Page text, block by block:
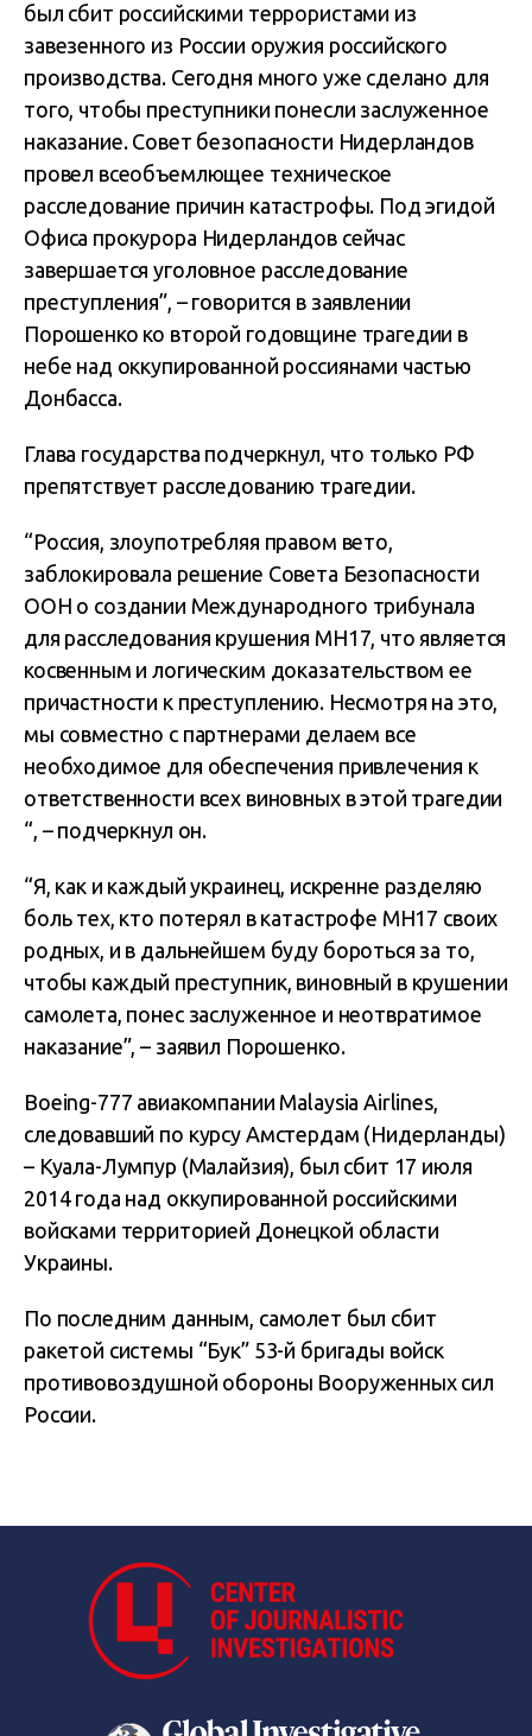
был сбит российскими террористами из
завезенного из России оружия российского
производства. Сегодня много уже сделано для
того, чтобы преступники понесли заслуженное
наказание. Совет безопасности Нидерландов
провел всеобъемлющее техническое
расследование причин катастрофы. Под эгидой
Офиса прокурора Нидерландов сейчас
завершается уголовное расследование
преступления”, – говорится в заявлении
Порошенко ко второй годовщине трагедии в
небе над оккупированной россиянами частью
Донбасса.
Глава государства подчеркнул, что только РФ
препятствует расследованию трагедии.
“Россия, злоупотребляя правом вето,
заблокировала решение Совета Безопасности
ООН о создании Международного трибунала
для расследования крушения МН17, что является
косвенным и логическим доказательством ее
причастности к преступлению. Несмотря на это,
мы совместно с партнерами делаем все
необходимое для обеспечения привлечения к
ответственности всех виновных в этой трагедии
“, – подчеркнул он.
“Я, как и каждый украинец, искренне разделяю
боль тех, кто потерял в катастрофе МН17 своих
родных, и в дальнейшем буду бороться за то,
чтобы каждый преступник, виновный в крушении
самолета, понес заслуженное и неотвратимое
наказание”, – заявил Порошенко.
Boeing-777 авиакомпании Malaysia Airlines,
следовавший по курсу Амстердам (Нидерланды)
– Куала-Лумпур (Малайзия), был сбит 17 июля
2014 года над оккупированной российскими
войсками территорией Донецкой области
Украины.
По последним данным, самолет был сбит
ракетой системы “Бук” 53-й бригады войск
противовоздушной обороны Вооруженных сил
России.